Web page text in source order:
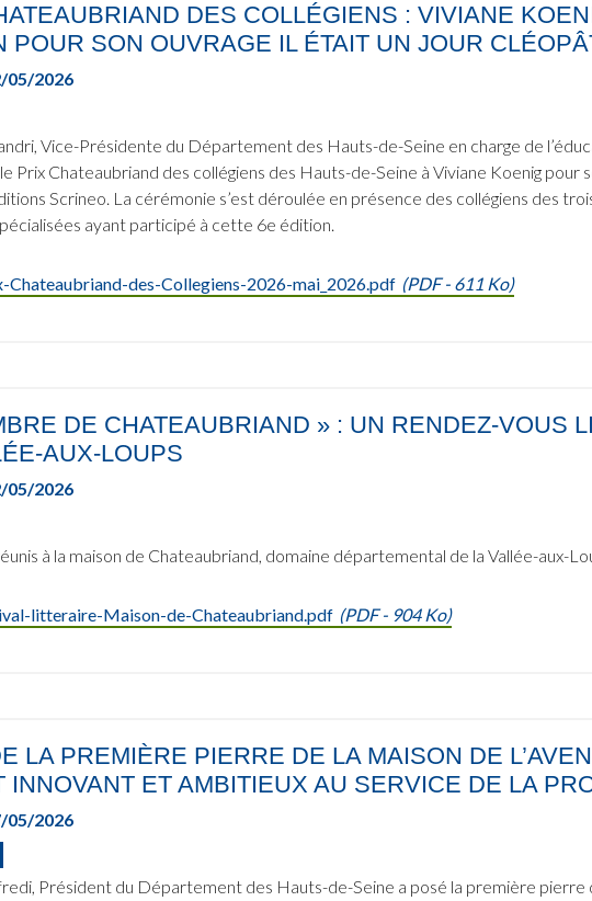
DES COLLÉGIENS : VIVIANE
POUR SON OUVRAGE IL ÉTAIT UN JOUR
05/2026
Vice-Présidente du Département des Hauts-de-Seine en charge de
Prix Chateaubriand des collégiens des Hauts-de-Seine à Viviane Koenig pour
Scrineo. La cérémonie s’est déroulée en présence des collégiens des
ayant participé à cette 6e édition.
Chateaubriand-des-Collegiens-2026-mai_2026.pdf (PDF- 611 Ko)
DE CHATEAUBRIAND » : UN RENDEZ-VOUS
AUX-LOUPS
05/2026
à la maison de Chateaubriand, domaine départemental de la Vallée-aux-
litteraire-Maison-de-Chateaubriand.pdf (PDF- 904 Ko)
LA PREMIÈRE PIERRE DE LA MAISON DE
INNOVANT ET AMBITIEUX AU SERVICE DE LA
05/2026
Président du Département des Hauts-de-Seine a posé la première pierre